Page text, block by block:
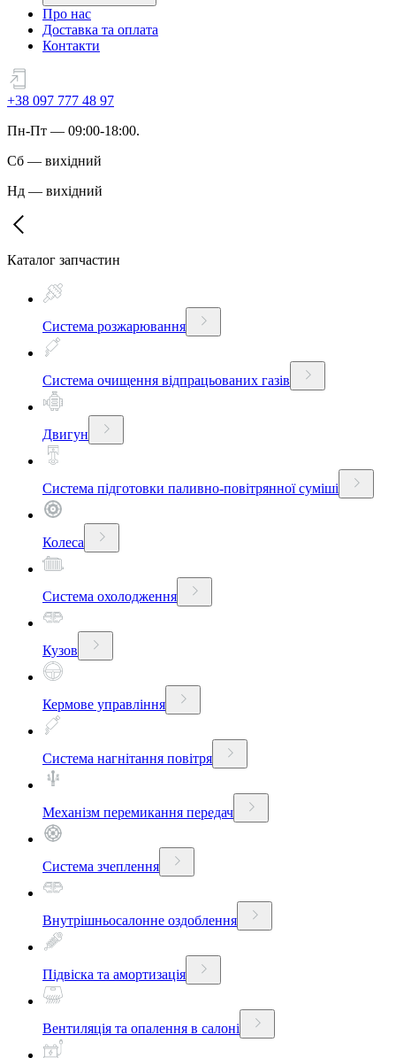
Про нас
Доставка та оплата
Контакти
+38 097 777 48 97
Пн-Пт — 09:00-18:00.
Сб — вихідний
Нд — вихідний
Каталог запчастин
Система розжарювання
Система очищення відпрацьованих газів
Двигун
Система підготовки паливно-повітрянної суміші
Колеса
Система охолодження
Кузов
Кермове управління
Система нагнітання повітря
Механізм перемикання передач
Система зчеплення
Внутрішньосалонне оздоблення
Підвіска та амортизація
Вентиляція та опалення в салоні